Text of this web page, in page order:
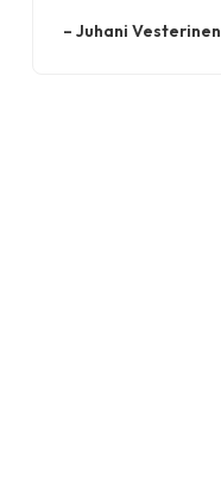
– Juhani Vesterinen